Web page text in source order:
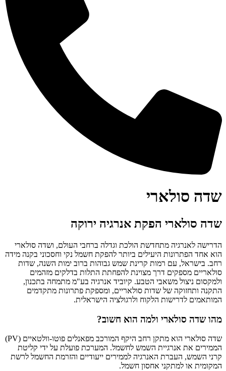
שדה סולארי
שדה סולארי הפקת אנרגיה ירוקה
הדרישה לאנרגיה מתחדשת הולכת וגדלה ברחבי העולם, ושדה סולארי
הוא אחד הפתרונות היעילים ביותר להפקת חשמל נקי וחסכוני בקנה מידה
רחב. בישראל, עם רמות קרינת שמש גבוהות ברוב ימות השנה, שדות
סולאריים מספקים דרך מצוינת להפחתת התלות בדלקים מזהמים
ולמקסום ניצול משאבי הטבע. קיוביד אנרגיה בע"מ מתמחה בתכנון,
התקנה ותחזוקה של שדות סולאריים, ומספקת פתרונות מתקדמים
המותאמים לדרישות הלקוח ולרגולציה הישראלית.
מהו שדה סולארי ולמה הוא חשוב?
שדה סולארי הוא מתקן רחב היקף המורכב מפאנלים פוטו-וולטאיים (PV)
הממירים את אנרגיית השמש לחשמל. המערכת פועלת על ידי קליטת
קרני השמש, העברת האנרגיה לממירים ייעודיים והזרמת החשמל לרשת
המקומית או למתקני אחסון חשמל.